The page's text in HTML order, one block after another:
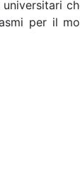
per il